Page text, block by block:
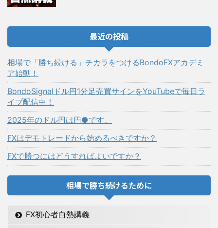
最近の投稿
相場で「勝ち続ける」チカラをつけるBondoFXアカデミ
ア始動！
BondoSignalドル円1分足売買サインをYouTubeで毎日ラ
イブ配信中！
2025年のドル円は円●です。
FXはデモトレードから始めるべきですか？
FXで勝つにはどうすればよいですか？
相場で勝ち続けるために
FX初心者白熱講義